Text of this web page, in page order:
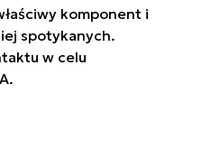
komponent i
spotykanych.
w celu